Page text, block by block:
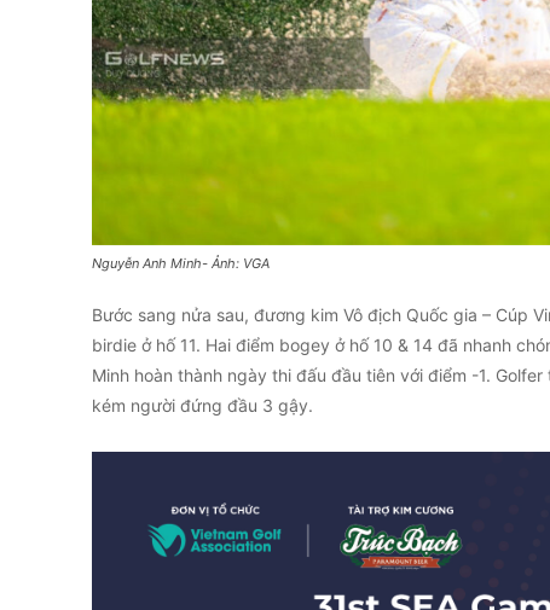
Nguyễn Anh Minh- Ảnh: VGA
Bước sang nửa sau, đương kim Vô địch Quốc gia – Cúp
birdie ở hố 11. Hai điểm bogey ở hố 10 & 14 đã nhanh
Minh hoàn thành ngày thi đấu đầu tiên với điểm -1.
kém người đứng đầu 3 gậy.